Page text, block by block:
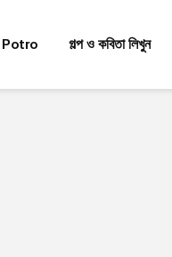
গল্প ও কবিতা লিখুন